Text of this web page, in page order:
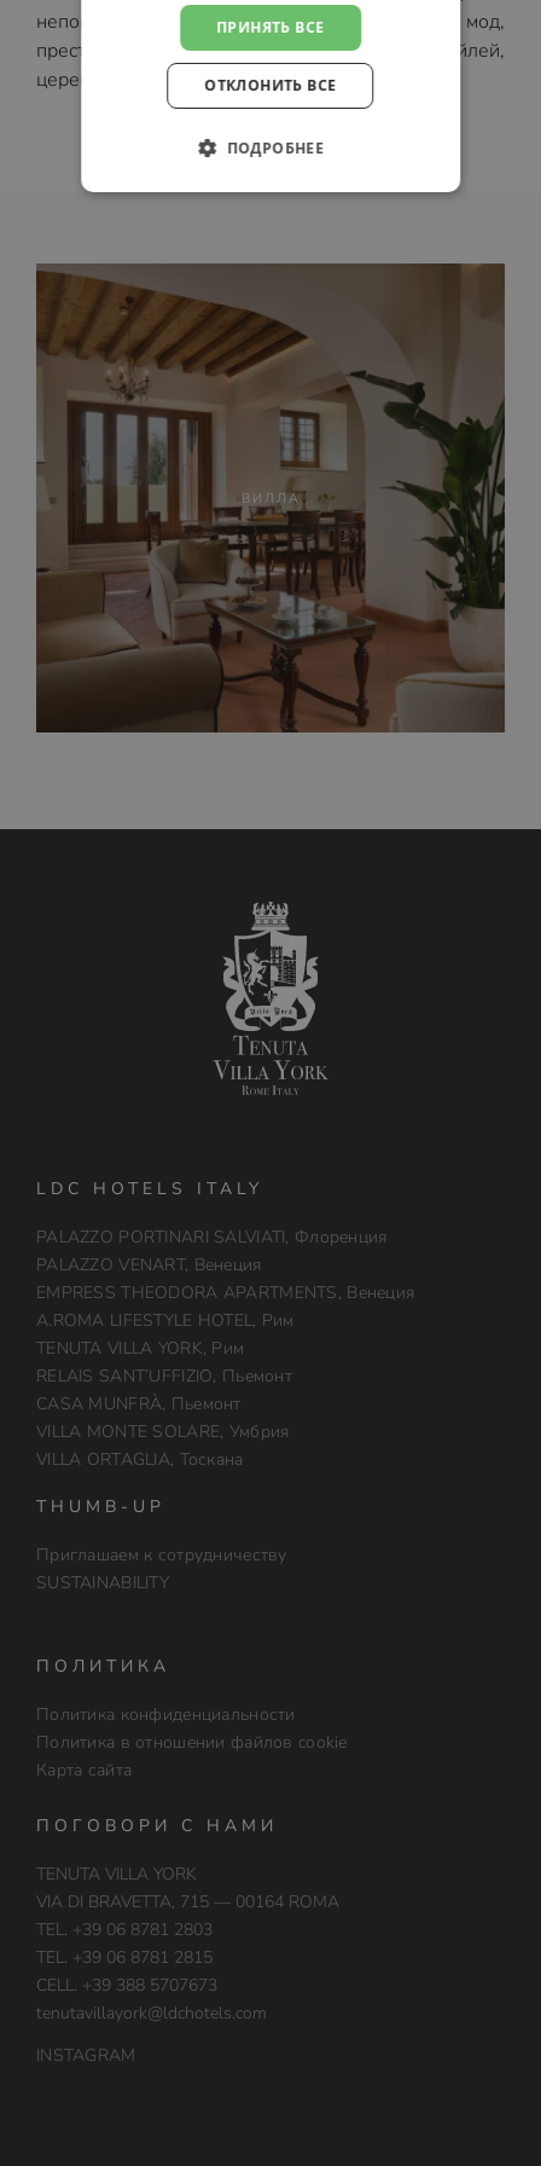
неповторимых мероприятий: показов мод,
престижных торжеств, концертов, коктейлей,
церемоний и символических ритуалов.
ВИЛЛА
LDC HOTELS ITALY
PALAZZO PORTINARI SALVIATI, Флоренция
PALAZZO VENART, Венеция
EMPRESS THEODORA APARTMENTS, Венеция
A.ROMA LIFESTYLE HOTEL, Рим
TENUTA VILLA YORK, Рим
RELAIS SANT’UFFIZIO, Пьемонт
CASA MUNFRÀ, Пьемонт
VILLA MONTE SOLARE, Умбрия
VILLA ORTAGLIA, Тоскана
THUMB-UP
Приглашаем к сотрудничеству
SUSTAINABILITY
ПОЛИТИКА
Политика конфиденциальности
Политика в отношении файлов cookie
Карта сайта
ПОГОВОРИ С НАМИ
TENUTA VILLA YORK
VIA DI BRAVETTA, 715 — 00164 ROMA
TEL. +39 06 8781 2803
TEL. +39 06 8781 2815
CELL. +39 388 5707673
tenutavillayork@ldchotels.com
INSTAGRAM
ПРИНЯТЬ ВСЕ
ОТКЛОНИТЬ ВСЕ
ПОДРОБНЕЕ